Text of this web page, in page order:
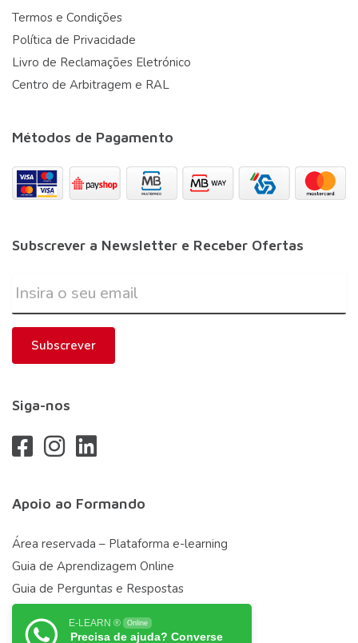
Termos e Condições
Política de Privacidade
Livro de Reclamações Eletrónico
Centro de Arbitragem e RAL
Métodos de Pagamento
Subscrever a Newsletter e Receber Ofertas
Subscrever
Siga-nos
Apoio ao Formando
Área reservada – Plataforma e-learning
Guia de Aprendizagem Online
Guia de Perguntas e Respostas
E-LEARN ® Online
Precisa de ajuda? Converse